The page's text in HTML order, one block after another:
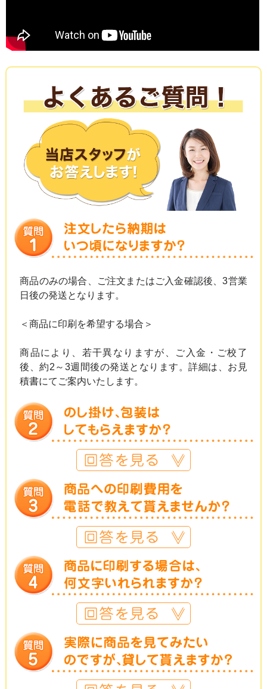
商品のみの場合、ご注文またはご入金確認後、3営業
日後の発送となります。
＜商品に印刷を希望する場合＞
商品により、若干異なりますが、ご入金・ご校了
後、約2～3週間後の発送となります。詳細は、お見
積書にてご案内いたします。